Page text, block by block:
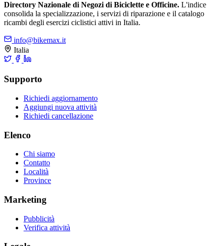
Directory Nazionale di Negozi di Biciclette e Officine. L'indice
consolida la specializzazione, i servizi di riparazione e il catalogo
ricambi degli esercizi ciclistici attivi in Italia.
info@bikemax.it
Italia
Supporto
Richiedi aggiornamento
Aggiungi nuova attività
Richiedi cancellazione
Elenco
Chi siamo
Contatto
Località
Province
Marketing
Pubblicità
Verifica attività